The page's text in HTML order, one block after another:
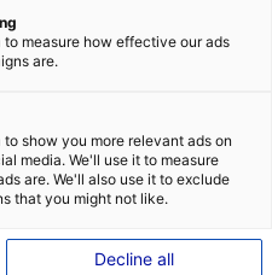
to measure how effective our ads
are.
show you more relevant ads on
media. We'll use it to measure
are. We'll also use it to exclude
that you might not like.
Decline all